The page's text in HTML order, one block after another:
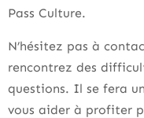
Pass Culture.
N’hésitez pas à
rencontrez des
questions. Il se fera
vous aider à profiter